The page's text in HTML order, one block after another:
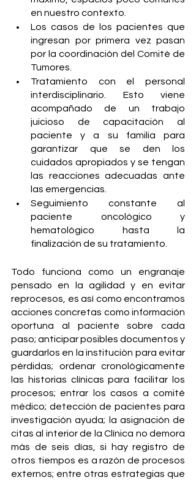
en nuestro contexto.
Los casos de los pacientes que
ingresan por primera vez pasan
por la coordinación del Comité de
Tumores.
Tratamiento con el personal
interdisciplinario. Esto viene
acompañado de un trabajo
juicioso de capacitación al
paciente y a su familia para
garantizar que se den los
cuidados apropiados y se tengan
las reacciones adecuadas ante
las emergencias.
Seguimiento constante al
paciente oncológico y
hematológico hasta la
finalización de su tratamiento.
Todo funciona como un engranaje
pensado en la agilidad y en evitar
reprocesos, es así como encontramos
acciones concretas como información
oportuna al paciente sobre cada
paso; anticipar posibles documentos y
guardarlos en la institución para evitar
pérdidas; ordenar cronológicamente
las historias clínicas para facilitar los
procesos; entrar los casos a comité
médico; detección de pacientes para
investigación ayuda; la asignación de
citas al interior de la Clínica no demora
más de seis días, si hay registro de
otros tiempos es a razón de procesos
externos; entre otras estrategias que